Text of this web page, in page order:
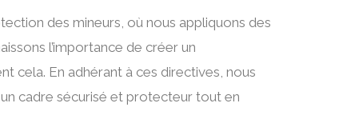
des mineurs, où nous appliquons des
l’importance de créer un
cela. En adhérant à ces directives, nous
cadre sécurisé et protecteur tout en